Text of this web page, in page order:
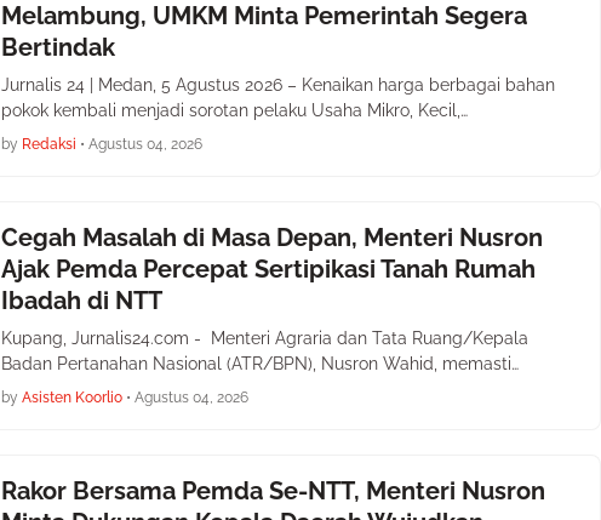
Melambung, UMKM Minta Pemerintah Segera
Bertindak
Jurnalis 24 | Medan, 5 Agustus 2026 – Kenaikan harga berbagai bahan
pokok kembali menjadi sorotan pelaku Usaha Mikro, Kecil,…
by Redaksi • Agustus 04, 2026
Cegah Masalah di Masa Depan, Menteri Nusron
Ajak Pemda Percepat Sertipikasi Tanah Rumah
Ibadah di NTT
Kupang, Jurnalis24.com - Menteri Agraria dan Tata Ruang/Kepala
Badan Pertanahan Nasional (ATR/BPN), Nusron Wahid, memasti…
by Asisten Koorlio • Agustus 04, 2026
Rakor Bersama Pemda Se-NTT, Menteri Nusron